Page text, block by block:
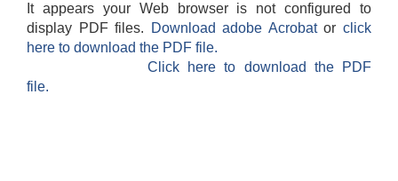
It appears your Web browser is not configured to
display PDF files.
Download adobe Acrobatorclick
here to download the PDF file.
Click here to download the PDF
file.